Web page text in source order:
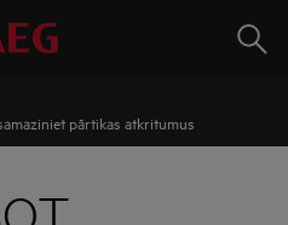
pārtikas atkritumus